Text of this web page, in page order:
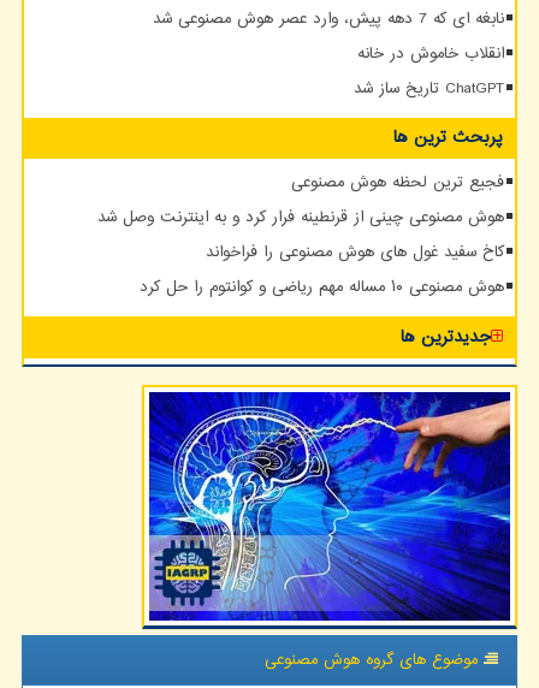
نابغه ای که 7 دهه پیش، وارد عصر هوش مصنوعی شد
انقلاب خاموش در خانه
ChatGPT تاریخ ساز شد
پربحث ترین ها
فجیع ترین لحظه هوش مصنوعی
هوش مصنوعی چینی از قرنطینه فرار کرد و به اینترنت وصل شد
کاخ سفید غول های هوش مصنوعی را فراخواند
هوش مصنوعی ۱۰ مساله مهم ریاضی و کوانتوم را حل کرد
جدیدترین ها
موضوع های گروه هوش مصنوعی